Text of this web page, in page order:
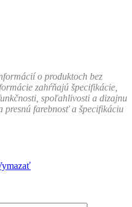
o produktoch bez
zahŕňajú špecifikácie,
spoľahlivosti a dizajnu
farebnosť a špecifikáciu